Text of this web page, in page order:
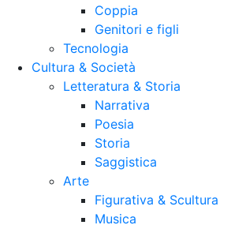
Coppia
Genitori e figli
Tecnologia
Cultura & Società
Letteratura & Storia
Narrativa
Poesia
Storia
Saggistica
Arte
Figurativa & Scultura
Musica